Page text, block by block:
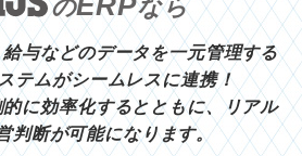
の なら
与などのデータを一元管理する
テムがシームレスに連携！
に効率化するとともに、リアル
判断が可能になります。